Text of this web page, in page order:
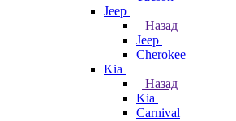
Jeep
Назад
Jeep
Cherokee
Kia
Назад
Kia
Carnival